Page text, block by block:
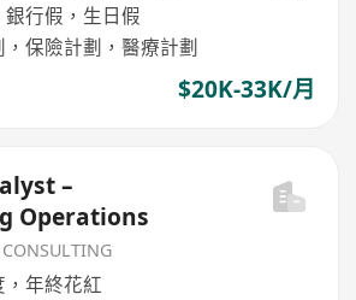
行假，生日假
保險計劃，醫療計劃
$20K-33K/月
–
Operations
年終花紅